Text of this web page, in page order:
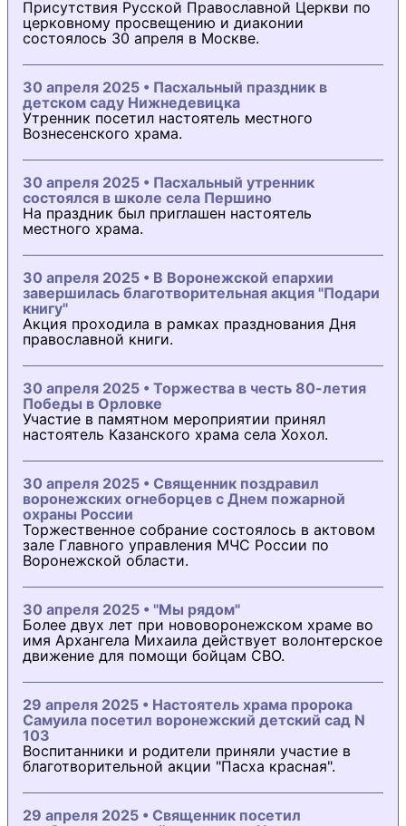
Присутствия Русской Православной Церкви по
церковному просвещению и диаконии
состоялось 30 апреля в Москве.
30 апреля 2025 • Пасхальный праздник в
детском саду Нижнедевицка
Утренник посетил настоятель местного
Вознесенского храма.
30 апреля 2025 • Пасхальный утренник
состоялся в школе села Першино
На праздник был приглашен настоятель
местного храма.
30 апреля 2025 • В Воронежской епархии
завершилась благотворительная акция "Подари
книгу"
Акция проходила в рамках празднования Дня
православной книги.
30 апреля 2025 • Торжества в честь 80-летия
Победы в Орловке
Участие в памятном мероприятии принял
настоятель Казанского храма села Хохол.
30 апреля 2025 • Священник поздравил
воронежских огнеборцев с Днем пожарной
охраны России
Торжественное собрание состоялось в актовом
зале Главного управления МЧС России по
Воронежской области.
30 апреля 2025 • "Мы рядом"
Более двух лет при нововоронежском храме во
имя Архангела Михаила действует волонтерское
движение для помощи бойцам СВО.
29 апреля 2025 • Настоятель храма пророка
Самуила посетил воронежский детский сад N
103
Воспитанники и родители приняли участие в
благотворительной акции "Пасха красная".
29 апреля 2025 • Священник посетил